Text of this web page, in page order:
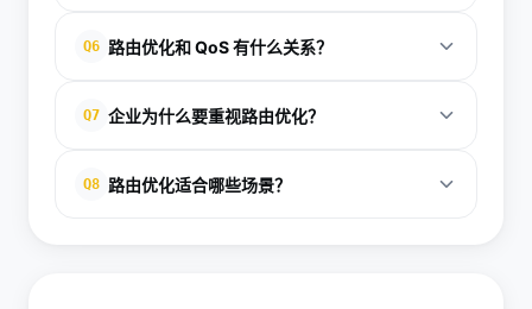
常用于提升跨地域访问速度和降低请求失败率。
Q6 路由优化和 QoS 有什么关系？
路径选择；两者结合可以同时提升效率和业务体验。
Q7 企业为什么要重视路由优化？
地域场景下保持更稳定的访问质量。
Q8 路由优化适合哪些场景？